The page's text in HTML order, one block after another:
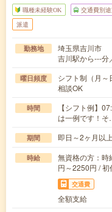
職種未経験OK 交通費別途
派遣
勤務地
埼玉県吉川市
吉川駅から---分
曜日頻度
シフト制（月～
相談OK
時間
【シフト例】
は一例です！
期間 即日～2ヶ月以上
時給
無資格の方：
円～2250円 /
交通費
全額支給